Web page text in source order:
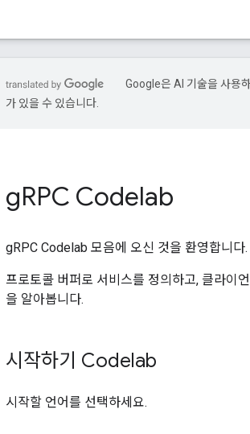
Google은 AI 기술을 사용
가 있을 수 있습니다.
gRPC Codelab
gRPC Codelab 모음에 오신 것을 환영합니
프로토콜 버퍼로 서비스를 정의하고, 클라이
을 알아봅니다.
시작하기 Codelab
시작할 언어를 선택하세요.